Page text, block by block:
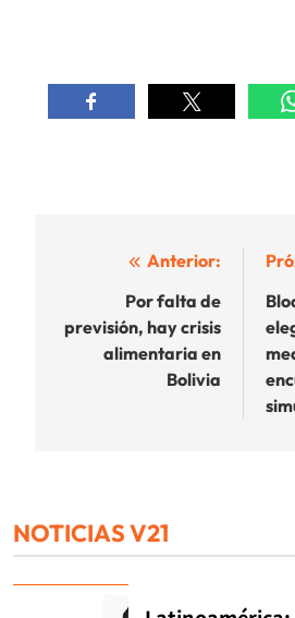
Navegación
entradas
Anterior:
Por falta de
previsión, hay crisis
alimentaria en
Bolivia
NOTICIAS V21